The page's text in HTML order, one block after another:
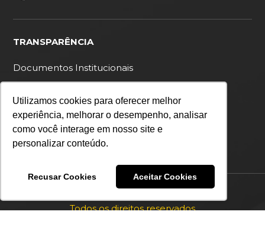
Utilizamos cookies para oferecer melhor
experiência, melhorar o desempenho, analisar
como você interage em nosso site e
personalizar conteúdo.
Recusar Cookies Aceitar Cookies
TRANSPARÊNCIA
Documentos Institucionais
Política de privacidade
Todos os direitos reservados